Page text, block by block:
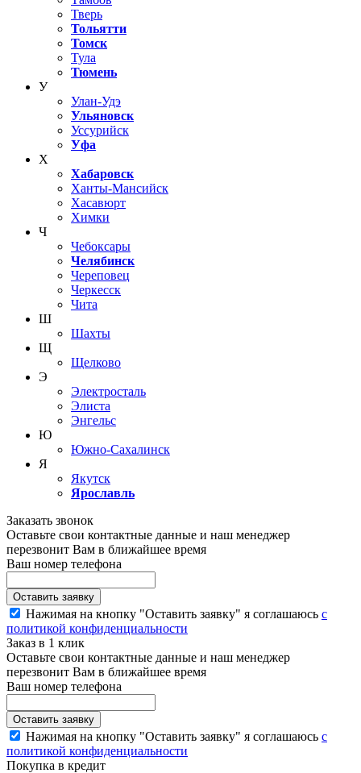
Тверь
Тольятти
Томск
Тула
Тюмень
У
Улан-Удэ
Ульяновск
Уссурийск
Уфа
Х
Хабаровск
Ханты-Мансийск
Хасавюрт
Химки
Ч
Чебоксары
Челябинск
Череповец
Черкесск
Чита
Ш
Шахты
Щ
Щелково
Э
Электросталь
Элиста
Энгельс
Ю
Южно-Сахалинск
Я
Якутск
Ярославль
Заказать звонок
Оставьте свои контактные данные и наш менеджер
перезвонит Вам в ближайшее время
Ваш номер телефона
Нажимая на кнопку "Оставить заявку" я соглашаюсь с
политикой конфиденциальности
Заказ в 1 клик
Оставьте свои контактные данные и наш менеджер
перезвонит Вам в ближайшее время
Ваш номер телефона
Нажимая на кнопку "Оставить заявку" я соглашаюсь с
политикой конфиденциальности
Покупка в кредит